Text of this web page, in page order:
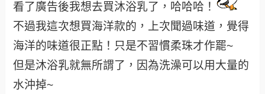
看了廣告後我想去買沐浴乳了，哈哈哈！
不過我這次想買海洋款的，上次聞過味道，覺得
海洋的味道很正點！只是不習慣柔珠才作罷~
但是沐浴乳就無所謂了，因為洗澡可以用大量的
水沖掉~